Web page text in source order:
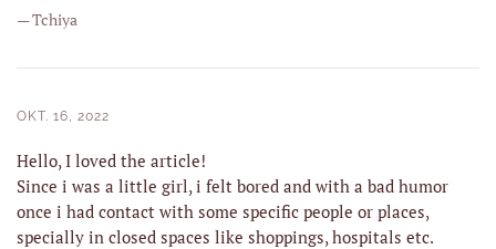
— Tchiya
OKT. 16, 2022
Hello, I loved the article!
Since i was a little girl, i felt bored and with a bad humor
once i had contact with some specific people or places,
specially in closed spaces like shoppings, hospitals etc.